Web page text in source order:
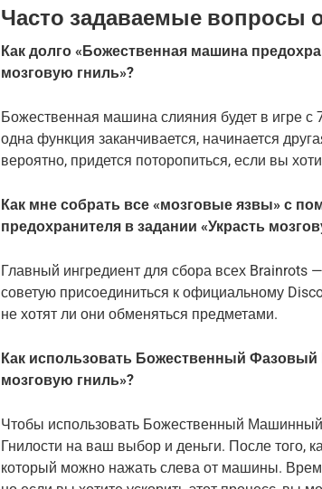
Часто задаваемые вопросы
Как долго «Божественная машина
мозговую гниль»?
Божественная машина слияния будет в игре с
одна функция заканчивается, начинается
вероятно, придется поторопиться, если вы
Как мне собрать все «мозговые язвы» с
предохранителя в задании «Украсть
Главный ингредиент для сбора всех Brainrots
советую присоединиться к официальному
не хотят ли они обменяться предметами.
Как использовать Божественный Фазовый
мозговую гниль»?
Чтобы использовать Божественный
Гнилости на ваш выбор и деньги. После того,
который можно нажать слева от машины.